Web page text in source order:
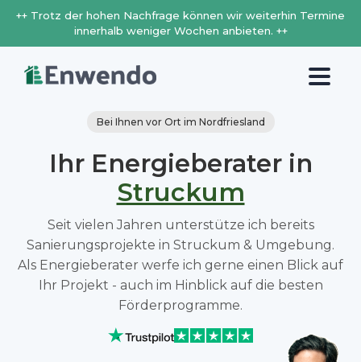
++ Trotz der hohen Nachfrage können wir weiterhin Termine
innerhalb weniger Wochen anbieten. ++
Bei Ihnen vor Ort im Nordfriesland
Ihr Energieberater in
Struckum
Seit vielen Jahren unterstütze ich bereits
Sanierungsprojekte in Struckum & Umgebung.
Als Energieberater werfe ich gerne einen Blick auf
Ihr Projekt - auch im Hinblick auf die besten
Förderprogramme.